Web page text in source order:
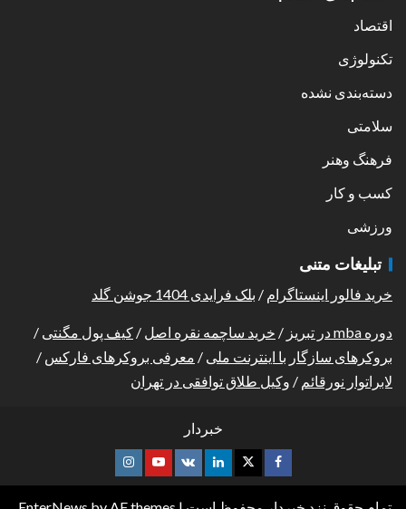
اقتصاد
تکنولوژی
دسته‌بندی نشده
سلامتی
فرهنگ وهنر
کسب و کار
ورزشی
تبلیغات متنی
خرید فالور اینستاگرام / بلک فرایدی 1404 جوشن گلد
دوره mba در تبریز / خرید ساچمه نقره اصل / کیف پول مگنتی /
بروکرهای سازگار با اینترنت ملی / معرفی بروکرهای فارکس /
لابراتوار نورقائم / وکیل طلاق توافقی در تهران
خبردار